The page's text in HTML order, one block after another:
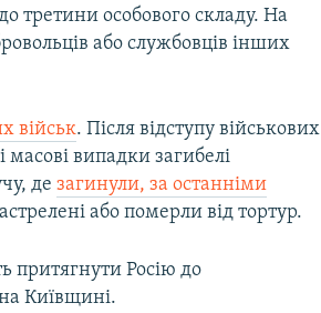
третини особового складу. На
або службовців інших
військ. Після відступу військових
масові випадки загибелі
дезагинули, за останніми
або померли від тортур.
притягнути Росію до
на Київщині.